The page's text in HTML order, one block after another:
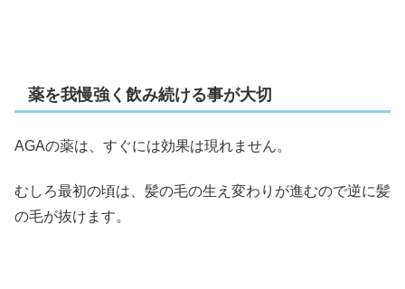
薬を我慢強く飲み続ける事が大切
AGAの薬は、すぐには効果は現れません。
むしろ最初の頃は、髪の毛の生え変わりが進むので逆に髪
の毛が抜けます。